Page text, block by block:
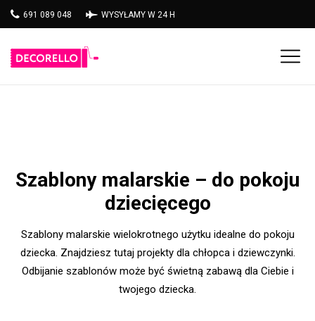
691 089 048 WYSYŁAMY W 24 H
Szablony malarskie – do pokoju
dziecięcego
Szablony malarskie wielokrotnego użytku idealne do pokoju
dziecka. Znajdziesz tutaj projekty dla chłopca i dziewczynki.
Odbijanie szablonów może być świetną zabawą dla Ciebie i
twojego dziecka.